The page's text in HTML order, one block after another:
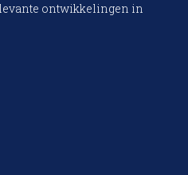
ontwikkelingen in